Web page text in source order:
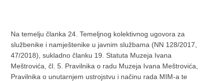
Na temelju članka 24. Temeljnog kolektivnog ugovora za
službenike i namještenike u javnim službama (NN 128/2017,
47/2018), sukladno članku 19. Statuta Muzeja Ivana
Meštrovića, čl. 5. Pravilnika o radu Muzeja Ivana Meštrovića,
Pravilnika o unutarnjem ustrojstvu i načinu rada MIM-a te